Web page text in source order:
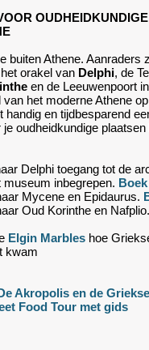
buiten Athene. Aanraders
orakel van Delphi, de
en de Leeuwenpoort in
van het moderne Athene
handig en tijdbesparend
oudheidkundige
Delphi toegang tot de
museum inbegrepen.
Mycene en Epidaurus.
Oud Korinthe en Nafplio.
Elgin Marbles hoe
kwam
Akropolis en de
Food Tour met gids